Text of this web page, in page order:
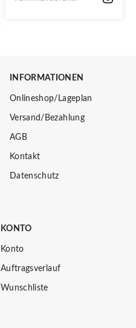
INFORMATIONEN
Onlineshop/Lageplan
Versand/Bezahlung
AGB
Kontakt
Datenschutz
KONTO
Konto
Auftragsverlauf
Wunschliste